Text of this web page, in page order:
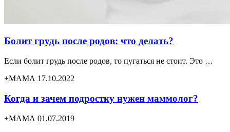
Болит грудь после родов: что делать?
Если болит грудь после родов, то пугаться не стоит. Это …
+МАМА 17.10.2022
Когда и зачем подростку нужен маммолог?
+МАМА 01.07.2019